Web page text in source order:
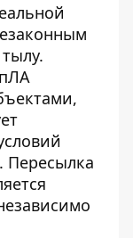
Пересылка